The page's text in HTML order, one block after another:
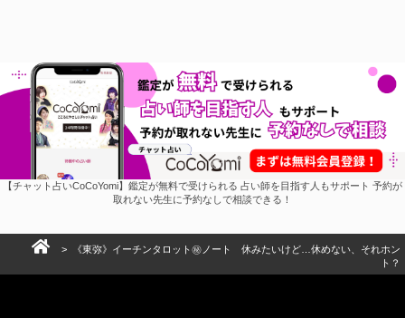
【チャット占いCoCoYomi】鑑定が無料で受けられる 占い師を目指す人もサポート 予約が
取れない先生に予約なしで相談できる！
> 《東弥》イーチンタロット㊙︎ノート 休みたいけど…休めない、それホン
ト？